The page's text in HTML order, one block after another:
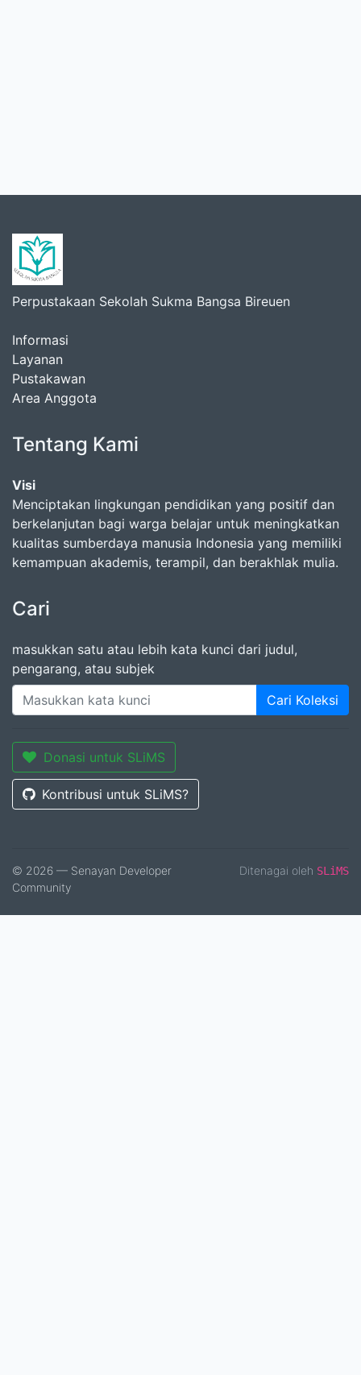
Perpustakaan Sekolah Sukma Bangsa Bireuen
Informasi
Layanan
Pustakawan
Area Anggota
Tentang Kami
Visi
Menciptakan lingkungan pendidikan yang positif dan
berkelanjutan bagi warga belajar untuk meningkatkan
kualitas sumberdaya manusia Indonesia yang memiliki
kemampuan akademis, terampil, dan berakhlak mulia.
Cari
masukkan satu atau lebih kata kunci dari judul,
pengarang, atau subjek
Cari Koleksi
Donasi untuk SLiMS
Kontribusi untuk SLiMS?
© 2026 — Senayan Developer
Community
Ditenagai oleh SLiMS